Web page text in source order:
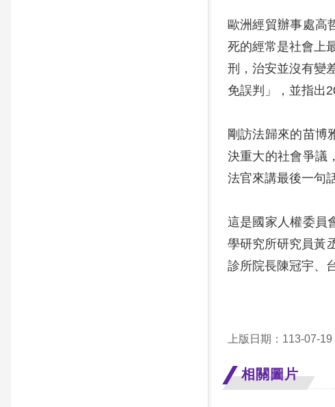
歐洲經貿辦事處高
死的經常是社會上
刑，治安並沒有變
免誤判」，並指出
剛訪法歸來的苗博
決重大的社會爭議
法官來講最後一句
這是國家人權委員
學研究所研究員黃
診所院長陳冠宇、
上版日期：113-07-19
相關圖片